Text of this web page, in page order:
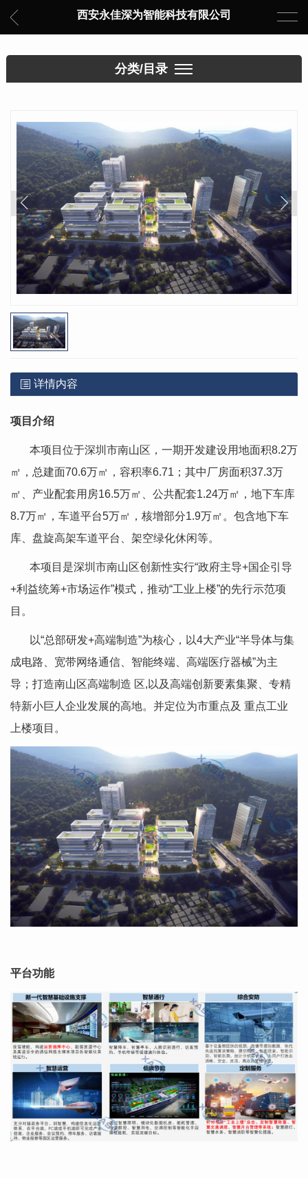
西安永佳深为智能科技有限公司
分类/目录
详情内容
项目介绍
本项目位于深圳市南山区，一期开发建设用地面积8.2万
㎡，总建面70.6万㎡，容积率6.71；其中厂房面积37.3万
㎡、产业配套用房16.5万㎡、公共配套1.24万㎡，地下车库
8.7万㎡，车道平台5万㎡，核增部分1.9万㎡。包含地下车
库、盘旋高架车道平台、架空绿化休闲等。
本项目是深圳市南山区创新性实行“政府主导+国企引导
+利益统筹+市场运作”模式，推动“工业上楼”的先行示范项
目。
以“总部研发+高端制造”为核心，以4大产业“半导体与集
成电路、宽带网络通信、智能终端、高端医疗器械”为主
导；打造南山区高端制造 区,以及高端创新要素集聚、专精
特新小巨人企业发展的高地。并定位为市重点及 重点工业
上楼项目。
平台功能